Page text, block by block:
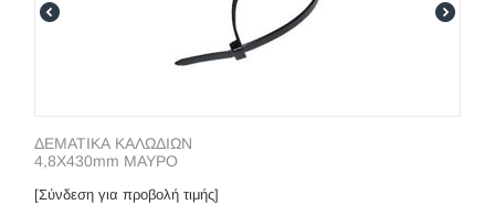
ΔΕΜΑΤΙΚΑ ΚΑΛΩΔΙΩΝ
4,8X430mm ΜΑΥΡΟ
[Σύνδεση για προβολή τιμής]